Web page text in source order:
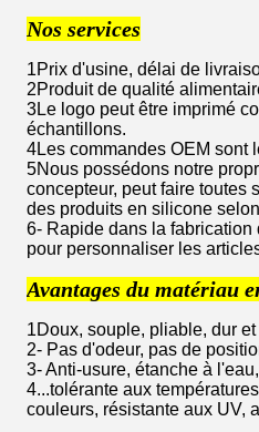
Nos services
1Prix d'usine, délai de
2Produit de qualité
3Le logo peut être imprimé
échantillons.
4Les commandes OEM sont
5Nous possédons notre
concepteur, peut faire toutes
des produits en silicone
6- Rapide dans la
pour personnaliser les
Avantages du matériau
1Doux, souple, pliable, dur et
2- Pas d'odeur, pas de
3- Anti-usure, étanche à
4...tolérante aux
couleurs, résistante aux UV,